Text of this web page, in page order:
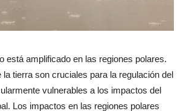
está amplificado en las regiones polares.
la tierra son cruciales para la regulación del
vulnerables a los impactos del
Los impactos en las regiones polares